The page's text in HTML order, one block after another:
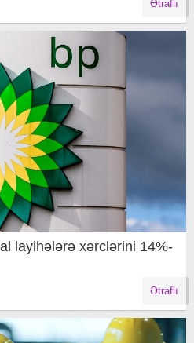
Ətraflı
layihələrə xərclərini 14%-
Ətraflı